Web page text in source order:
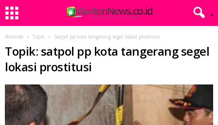
Beranda Topik Satpol pp kota tangerang segel lokasi prostitusi
Topik: satpol pp kota tangerang segel
lokasi prostitusi